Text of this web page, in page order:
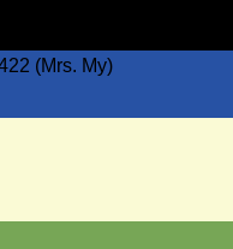
(Mrs. My)